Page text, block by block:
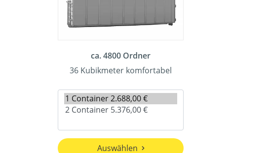
ca. 4800 Ordner
36 Kubikmeter komfortabel
Auswählen